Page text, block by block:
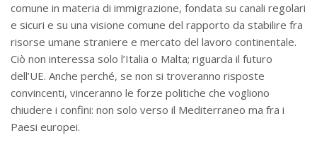
comune in materia di immigrazione, fondata su canali regolari
e sicuri e su una visione comune del rapporto da stabilire fra
risorse umane straniere e mercato del lavoro continentale.
Ciò non interessa solo l’Italia o Malta; riguarda il futuro
dell’UE. Anche perché, se non si troveranno risposte
convincenti, vinceranno le forze politiche che vogliono
chiudere i confini: non solo verso il Mediterraneo ma fra i
Paesi europei.